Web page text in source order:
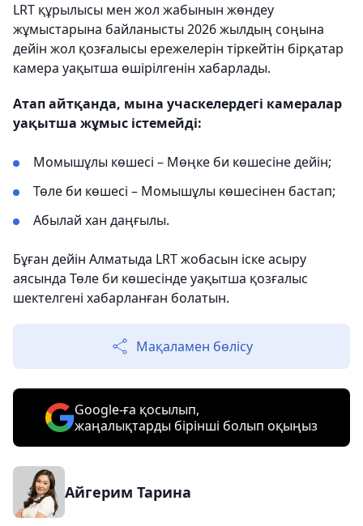
LRT құрылысы мен жол жабынын жөндеу
жұмыстарына байланысты 2026 жылдың соңына
дейін жол қозғалысы ережелерін тіркейтін бірқатар
камера уақытша өшірілгенін хабарлады.
Атап айтқанда, мына учаскелердегі камералар
уақытша жұмыс істемейді:
Момышұлы көшесі – Мөңке би көшесіне дейін;
Төле би көшесі – Момышұлы көшесінен бастап;
Абылай хан даңғылы.
Бұған дейін Алматыда LRT жобасын іске асыру
аясында Төле би көшесінде уақытша қозғалыс
шектелгені хабарланған болатын.
Мақаламен бөлісу
Google-ға қосылып,
жаңалықтарды бірінші болып оқыңыз
Айгерим Тарина